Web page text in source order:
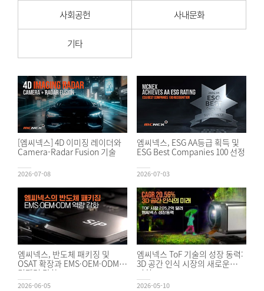
사회공헌 사내문화
기타
[엠씨넥스] 4D 이미징 레이더와
Camera-Radar Fusion 기술
2026-07-08
엠씨넥스, ESG AA등급 획득 및
ESG Best Companies 100 선정
2026-07-03
엠씨넥스, 반도체 패키징 및
OSAT 확장과 EMS·OEM·ODM
경쟁력 강화
2026-06-05
엠씨넥스 ToF 기술의 성장 동력:
3D 공간 인식 시장의 새로운
기회
2026-05-10